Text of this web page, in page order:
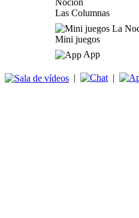
Las Columnas
Mini juegos
App
| |